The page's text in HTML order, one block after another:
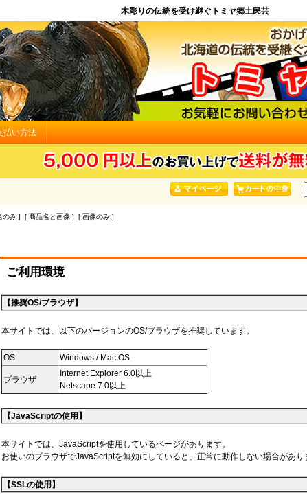
木彫りの伝統を受け継ぐトミヤ郷土民芸
払い方法
のみ ] [ 商品名と画像 ] [ 画像のみ ]
ご利用環境
【推奨OS/ブラウザ】
本サイトでは、以下のバージョンのOS/ブラウザを推奨しています。
OS Windows / Mac OS
ブラウザ
Internet Explorer 6.0以上
Netscape 7.0以上
【JavaScriptの使用】
本サイトでは、JavaScriptを使用しているページがあります。
お使いのブラウザでJavaScriptを無効にしていると、正常に動作しない場合があり
【SSLの使用】